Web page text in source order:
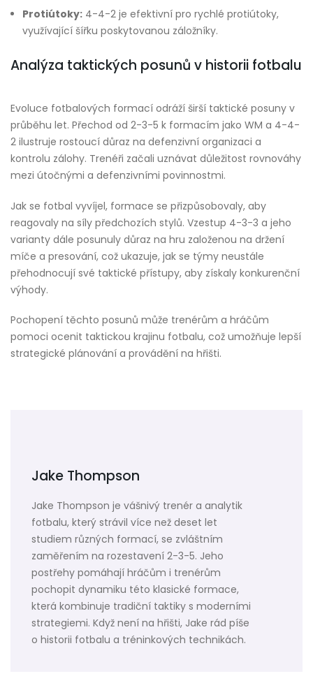
Protiútoky: 4-4-2 je efektivní pro rychlé protiútoky,
využívající šířku poskytovanou záložníky.
Analýza taktických posunů v historii fotbalu
Evoluce fotbalových formací odráží širší taktické posuny v
průběhu let. Přechod od 2-3-5 k formacím jako WM a 4-4-
2 ilustruje rostoucí důraz na defenzivní organizaci a
kontrolu zálohy. Trenéři začali uznávat důležitost rovnováhy
mezi útočnými a defenzivními povinnostmi.
Jak se fotbal vyvíjel, formace se přizpůsobovaly, aby
reagovaly na síly předchozích stylů. Vzestup 4-3-3 a jeho
varianty dále posunuly důraz na hru založenou na držení
míče a presování, což ukazuje, jak se týmy neustále
přehodnocují své taktické přístupy, aby získaly konkurenční
výhody.
Pochopení těchto posunů může trenérům a hráčům
pomoci ocenit taktickou krajinu fotbalu, což umožňuje lepší
strategické plánování a provádění na hřišti.
Jake Thompson
Jake Thompson je vášnivý trenér a analytik
fotbalu, který strávil více než deset let
studiem různých formací, se zvláštním
zaměřením na rozestavení 2-3-5. Jeho
postřehy pomáhají hráčům i trenérům
pochopit dynamiku této klasické formace,
která kombinuje tradiční taktiky s moderními
strategiemi. Když není na hřišti, Jake rád píše
o historii fotbalu a tréninkových technikách.